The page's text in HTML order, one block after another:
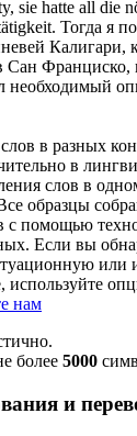
sie hatte all die
. Тогда я
Калигари,
Сан Франциско,
необходимый
в разных
в
слов в
образцы
с помощью
Если вы
или
используйте
нам
более 5000
и